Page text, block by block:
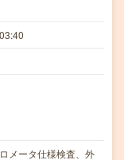
メータ仕様検査、外